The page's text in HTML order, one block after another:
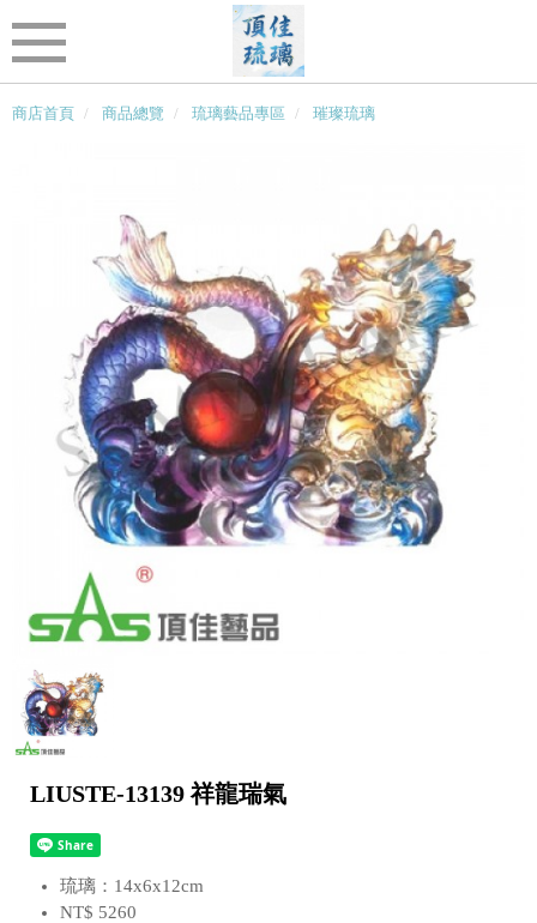
商店首頁 商品總覽 琉璃藝品專區 璀璨琉璃
LIUSTE-13139 祥龍瑞氣
琉璃：14x6x12cm
NT$ 5260